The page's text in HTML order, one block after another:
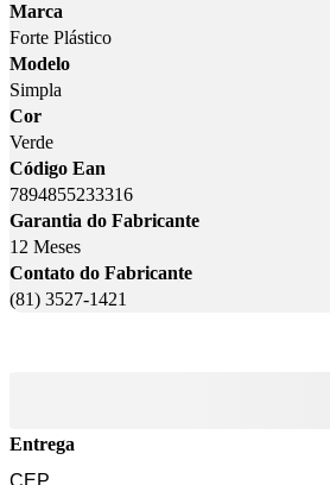
Marca
Forte Plástico
Modelo
Simpla
Cor
Verde
Código Ean
7894855233316
Garantia do Fabricante
12 Meses
Contato do Fabricante
(81) 3527-1421
Entrega